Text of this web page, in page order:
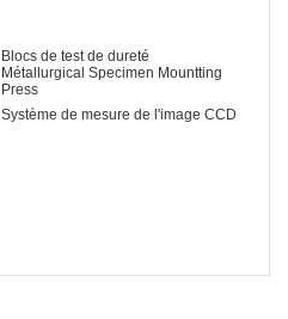
Blocs de test de dureté
Métallurgical Specimen Mountting
Press
Système de mesure de l'image CCD